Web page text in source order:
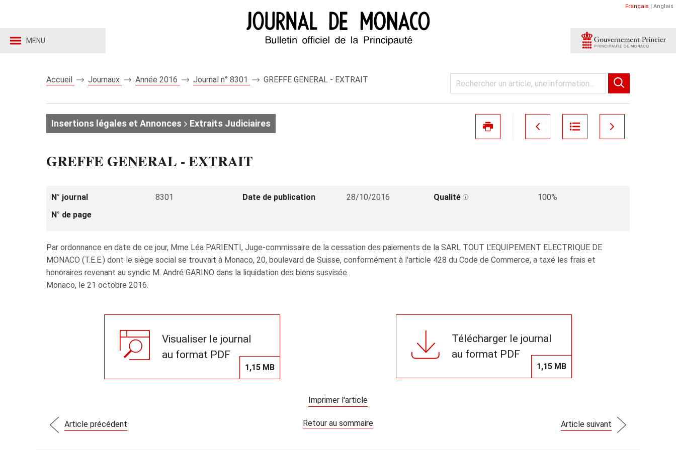
MENU
Français | Anglais
Accueil Journaux Année 2016 Journal n° 8301 GREFFE GENERAL - EXTRAIT
Insertions légales et Annonces Extraits Judiciaires
GREFFE GENERAL - EXTRAIT
N° journal 8301 Date de publication 28/10/2016 Qualité
100%
N° de page
Par ordonnance en date de ce jour, Mme Léa PARIENTI, Juge-commissaire de la cessation des paiements de la SARL TOUT L'EQUIPEMENT ELECTRIQUE DE
MONACO (T.E.E.) dont le siège social se trouvait à Monaco, 20, boulevard de Suisse, conformément à l'article 428 du Code de Commerce, a taxé les frais et
honoraires revenant au syndic M. André GARINO dans la liquidation des biens susvisée.
Monaco, le 21 octobre 2016.
Visualiser le journal
au format PDF
1,15 MB
Télécharger le journal
au format PDF
1,15 MB
Imprimer l'article
Article précédent Retour au sommaire Article suivant